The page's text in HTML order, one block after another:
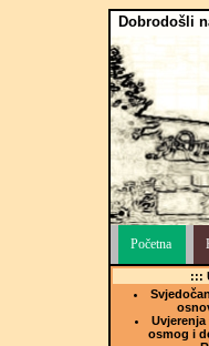
Dobrodošli
Početna
:::
osmog i